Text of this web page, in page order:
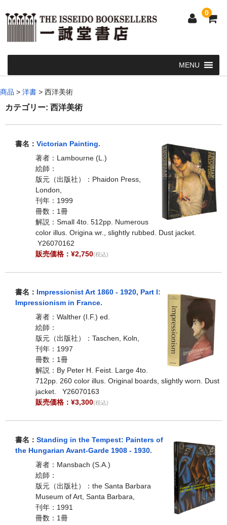
0
和 書
洋 書
和本・浮世絵・古地図
カート
発送・支払い方法
お問い合せ
商品 > 洋書 > 西洋美術
カテゴリー: 西洋美術
書名： Victorian Painting.
著者：Lambourne (L.)
絵師：
版元（出版社）：Phaidon Press,
London,
刊年：1999
冊数：1冊
解説：Small 4to. 512pp. Numerous
color illus. Origina wr., slightly rubbed. Dust jacket.
Y26070162
販売価格：¥2,750(税込)
書名： Impressionist Art 1860 - 1920, Part I:
Impressionism in France.
著者：Walther (I.F.) ed.
絵師：
版元（出版社）：Taschen, Koln,
刊年：1997
冊数：1冊
解説：By Peter H. Feist. Large 4to.
712pp. 260 color illus. Original boards, slightly worn. Dust
jacket. Y26070163
販売価格：¥3,300(税込)
書名： Standing in the Tempest: Painters of
the Hungarian Avant-Garde 1908 - 1930.
著者：Mansbach (S.A.)
絵師：
版元（出版社）：the Santa Barbara
Museum of Art, Santa Barbara,
刊年：1991
冊数：1冊